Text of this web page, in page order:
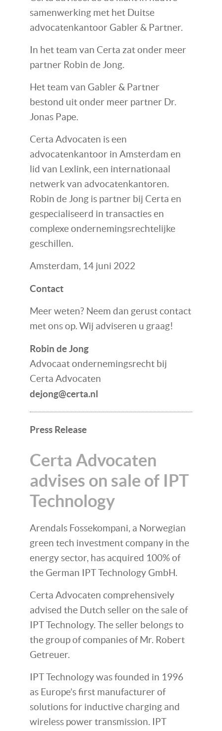
samenwerking met het Duitse
advocatenkantoor Gabler & Partner.
In het team van Certa zat onder meer
partner Robin de Jong.
Het team van Gabler & Partner
bestond uit onder meer partner Dr.
Jonas Pape.
Certa Advocaten is een
advocatenkantoor in Amsterdam en
lid van Lexlink, een internationaal
netwerk van advocatenkantoren.
Robin de Jong is partner bij Certa en
gespecialiseerd in transacties en
complexe ondernemingsrechtelijke
geschillen.
Amsterdam, 14 juni 2022
Contact
Meer weten? Neem dan gerust contact
met ons op. Wij adviseren u graag!
Robin de Jong
Advocaat ondernemingsrecht bij
Certa Advocaten
dejong@certa.nl
Press Release
Certa Advocaten
advises on sale of IPT
Technology
Arendals Fossekompani, a Norwegian
green tech investment company in the
energy sector, has acquired 100% of
the German IPT Technology GmbH.
Certa Advocaten comprehensively
advised the Dutch seller on the sale of
IPT Technology. The seller belongs to
the group of companies of Mr. Robert
Getreuer.
IPT Technology was founded in 1996
as Europe’s first manufacturer of
solutions for inductive charging and
wireless power transmission. IPT